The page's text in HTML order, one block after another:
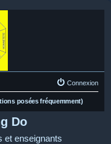
Connexion
posées fréquemment)
Do
et enseignants